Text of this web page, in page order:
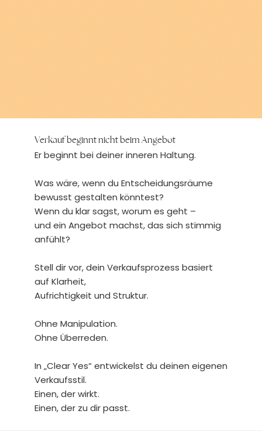
Verkauf beginnt nicht beim Angebot
Er beginnt bei deiner inneren Haltung.
Was wäre, wenn du Entscheidungsräume
bewusst gestalten könntest?
Wenn du klar sagst, worum es geht –
und ein Angebot machst, das sich stimmig
anfühlt?
Stell dir vor, dein Verkaufsprozess basiert
auf Klarheit,
Aufrichtigkeit und Struktur.
Ohne Manipulation.
Ohne Überreden.
In „Clear Yes“ entwickelst du deinen eigenen
Verkaufsstil.
Einen, der wirkt.
Einen, der zu dir passt.